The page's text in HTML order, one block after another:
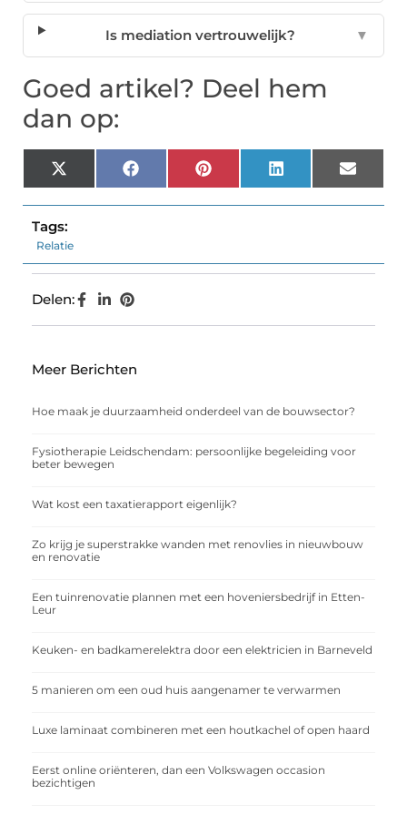
Is mediation vertrouwelijk? ▼
Goed artikel? Deel hem
dan op:
X
(Twitter)
FacebookPinterest LinkedIn Email
Tags:
Relatie
Delen:
Meer Berichten
Hoe maak je duurzaamheid onderdeel van de bouwsector?
Fysiotherapie Leidschendam: persoonlijke begeleiding voor
beter bewegen
Wat kost een taxatierapport eigenlijk?
Zo krijg je superstrakke wanden met renovlies in nieuwbouw
en renovatie
Een tuinrenovatie plannen met een hoveniersbedrijf in Etten-
Leur
Keuken- en badkamerelektra door een elektricien in Barneveld
5 manieren om een oud huis aangenamer te verwarmen
Luxe laminaat combineren met een houtkachel of open haard
Eerst online oriënteren, dan een Volkswagen occasion
bezichtigen